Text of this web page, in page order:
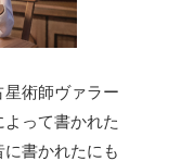
術師ヴァラー
って書かれた
書かれたにも